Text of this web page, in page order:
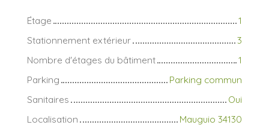
Étage
1
Stationnement extérieur
3
Nombre d'étages du bâtiment
1
Parking
Parking commun
Sanitaires
Oui
Localisation
Mauguio 34130